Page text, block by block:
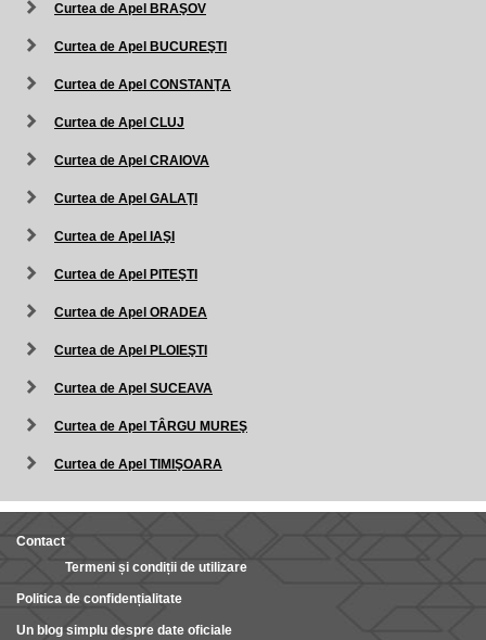
Curtea de Apel BRAŞOV
Curtea de Apel BUCUREŞTI
Curtea de Apel CONSTANŢA
Curtea de Apel CLUJ
Curtea de Apel CRAIOVA
Curtea de Apel GALAŢI
Curtea de Apel IAŞI
Curtea de Apel PITEŞTI
Curtea de Apel ORADEA
Curtea de Apel PLOIEŞTI
Curtea de Apel SUCEAVA
Curtea de Apel TÂRGU MUREŞ
Curtea de Apel TIMIŞOARA
Contact
Termeni și condiții de utilizare
Politica de confidențialitate
Un blog simplu despre date oficiale